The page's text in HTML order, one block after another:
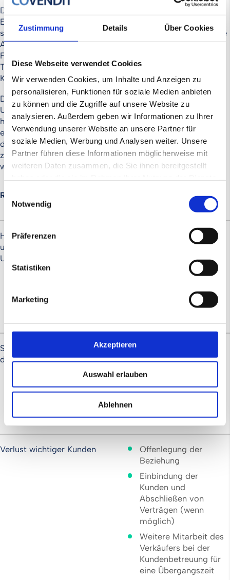
Zustimmung Details Über Cookies
Diese Webseite verwendet Cookies
Wir verwenden Cookies, um Inhalte und Anzeigen zu
personalisieren, Funktionen für soziale Medien anbieten
zu können und die Zugriffe auf unsere Website zu
analysieren. Außerdem geben wir Informationen zu Ihrer
Verwendung unserer Website an unsere Partner für
soziale Medien, Werbung und Analysen weiter. Unsere
Partner führen diese Informationen möglicherweise mit
weiteren Daten zusammen, die Sie ihnen bereitgestellt
Einwilligungsauswahl
Notwendig
Präferenzen
Statistiken
Marketing
Akzeptieren
Auswahl erlauben
Ablehnen
Der Rückblick sollte ein klares Bild der historischen
Entwicklung des Unternehmens liefern. Dazu gehören
sowohl organisatorische als auch rechtliche und finanzielle
Aspekte. Die Transparenz und Nachvollziehbarkeit der
Finanzdaten ist maßgeblich für den Erfolg einer
Transaktion entscheidend und hilft Überraschungen beim
Käufer zu vermeiden.
Der Ausblick zeigt das zukünftige Potential des
Unternehmens auf und kann bei der Rechtfertigung einer
höher angesetzten Bewertung helfen. Ebenfalls wird für
eine externe Finanzierung ein Geschäftsplan benötigt, um
die Stabilität und damit die Rückzahlbarkeit von Krediten
zu veranschaulichen. Ein professioneller Business Plan
weckt darüber hinaus Vertrauen und vermittelt Seriosität.
Risiko
Risikominderung bzw. -
Historische Finanzdaten
und andere
Unternehmensinformationen
Offenlegung im
Unternehmensprüfung
Richtigkeit der
Steuernachforderungen aus
der Historie
Rückstellungen
Üblich ist eine
Freistellung des
Kaufvertrag
Verlust wichtiger Kunden
Offenlegung der
Beziehung
Einbindung der
Kunden und
Abschließen von
Verträgen (wenn
möglich)
Weitere Mitarbeit des
Verkäufers bei der
Kundenbetreuung für
eine Übergangszeit